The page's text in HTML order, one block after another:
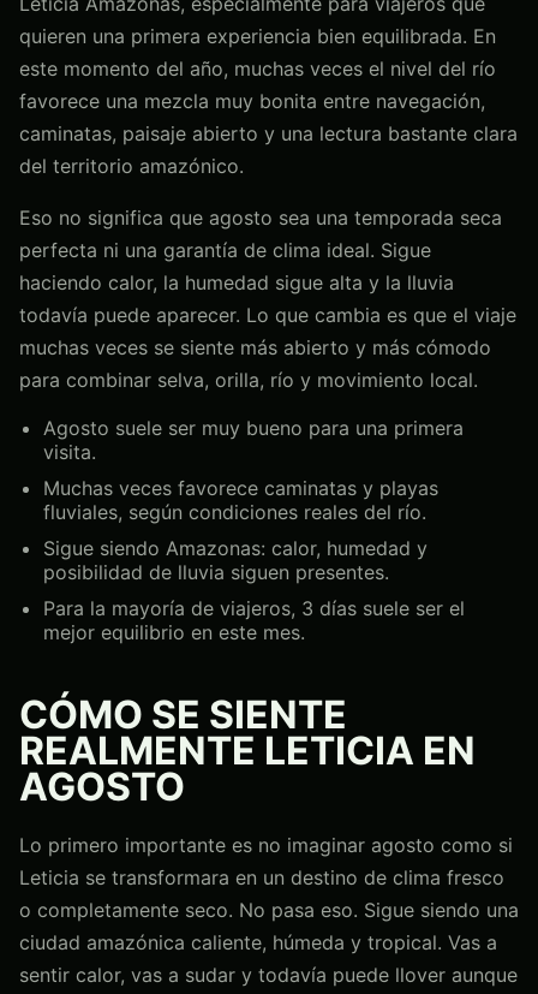
quieren una primera experiencia bien equilibrada. En
este momento del año, muchas veces el nivel del río
favorece una mezcla muy bonita entre navegación,
caminatas, paisaje abierto y una lectura bastante clara
del territorio amazónico.
Eso no significa que agosto sea una temporada seca
perfecta ni una garantía de clima ideal. Sigue
haciendo calor, la humedad sigue alta y la lluvia
todavía puede aparecer. Lo que cambia es que el viaje
muchas veces se siente más abierto y más cómodo
para combinar selva, orilla, río y movimiento local.
Agosto suele ser muy bueno para una primera
visita.
Muchas veces favorece caminatas y playas
fluviales, según condiciones reales del río.
Sigue siendo Amazonas: calor, humedad y
posibilidad de lluvia siguen presentes.
Para la mayoría de viajeros, 3 días suele ser el
mejor equilibrio en este mes.
CÓMO SE SIENTE
REALMENTE LETICIA EN
AGOSTO
Lo primero importante es no imaginar agosto como si
Leticia se transformara en un destino de clima fresco
o completamente seco. No pasa eso. Sigue siendo una
ciudad amazónica caliente, húmeda y tropical. Vas a
sentir calor, vas a sudar y todavía puede llover aunque